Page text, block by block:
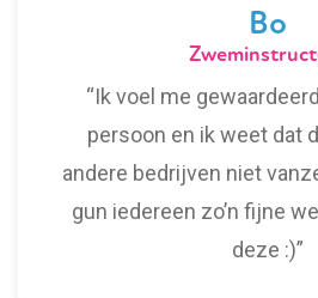
Bo
“Ik voel me
persoon en ik weet dat
andere bedrijven niet
gun iedereen zo’n fijne
deze :)”